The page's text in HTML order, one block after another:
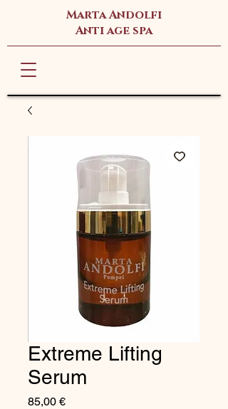
Marta Andolfi
Anti age spa
Extreme Lifting
Serum
85,00 €Prezzo